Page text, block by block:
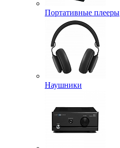
Портативные плееры
Наушники